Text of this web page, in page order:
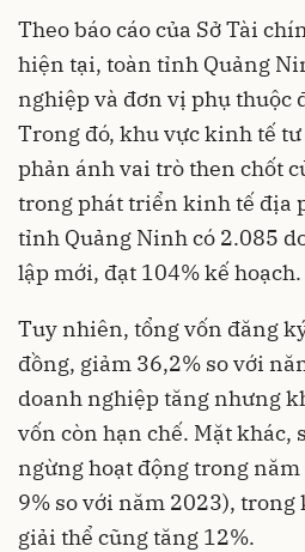
Theo báo cáo của Sở Tài
hiện tại, toàn tỉnh Quảng
nghiệp và đơn vị phụ thuộc
Trong đó, khu vực kinh tế
phản ánh vai trò then chốt
trong phát triển kinh tế địa
tỉnh Quảng Ninh có 2.085
lập mới, đạt 104% kế hoạch.
Tuy nhiên, tổng vốn đăng
đồng, giảm 36,2% so với
doanh nghiệp tăng nhưng
vốn còn hạn chế. Mặt khác,
ngừng hoạt động trong
9% so với năm 2023),
giải thể cũng tăng 12%.